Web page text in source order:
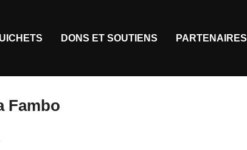
DONS ET SOUTIENS PARTENAIRES
Fambo